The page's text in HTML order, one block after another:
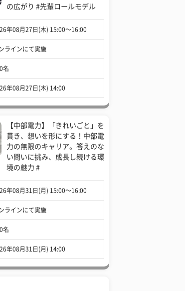
の広がり #先輩ロールモデル
年08月27日(木) 15:00〜16:00
ラインにて実施
名
年08月27日(木) 14:00
【中部電力】「きれいごと」を
貫き、想いを形にする！中部電
力の無限のキャリア。答えのな
い問いに挑み、成長し続ける環
境の魅力 #
年08月31日(月) 15:00〜16:00
ラインにて実施
名
年08月31日(月) 14:00